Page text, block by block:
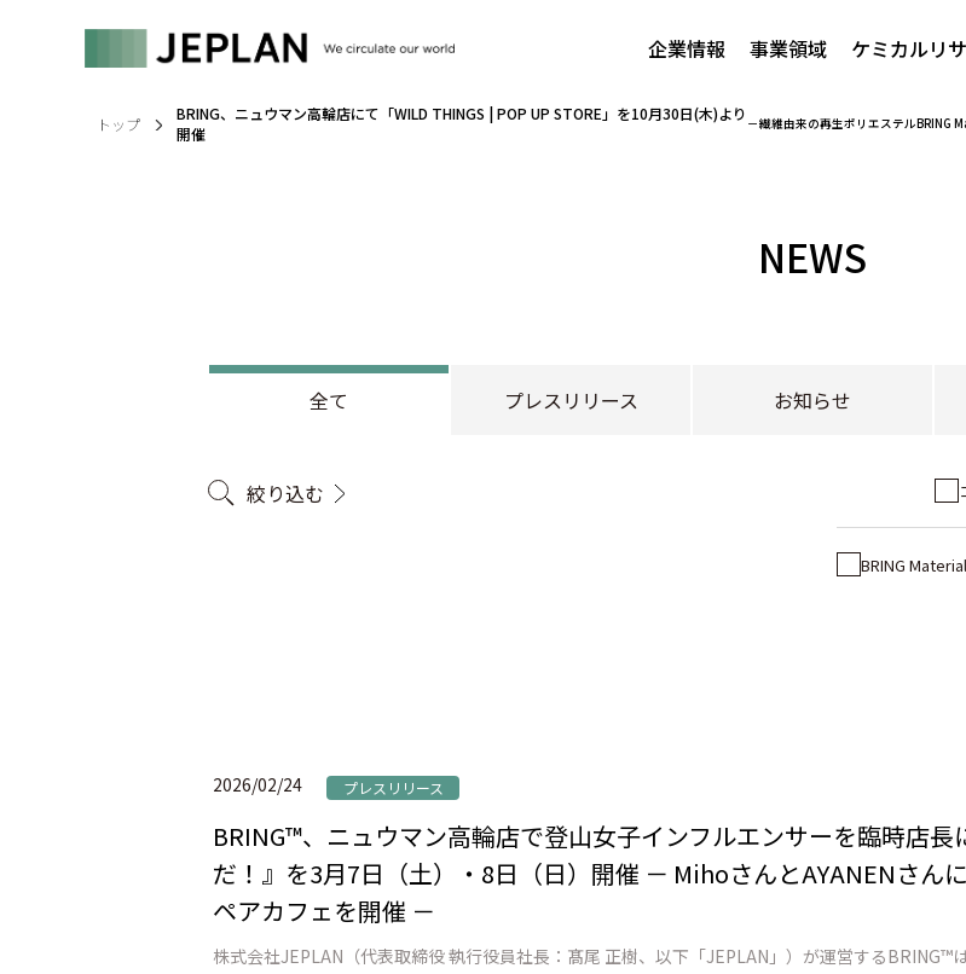
企業情報 事業領域 ケミカルリ
トップ
BRING、ニュウマン高輪店にて「WILD THINGS | POP UP STORE」を10月30日(木)より
開催
－繊維由来の再生ポリエステルBRING
NEWS
全て プレスリリース お知らせ
絞り込む
BRING Material
2026/02/24 プレスリリース
BRING™、ニュウマン高輪店で登山女子インフルエンサーを臨時店
だ！』を3月7日（土）・8日（日）開催 － MihoさんとAYANENさん
ペアカフェを開催 －